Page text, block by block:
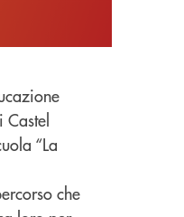
“La
che